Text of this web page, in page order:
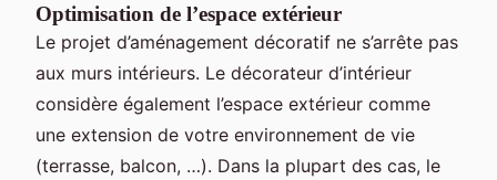
Optimisation de l’espace extérieur
Le projet d’aménagement décoratif ne s’arrête pas
aux murs intérieurs. Le décorateur d’intérieur
considère également l’espace extérieur comme
une extension de votre environnement de vie
(terrasse, balcon, …). Dans la plupart des cas, le